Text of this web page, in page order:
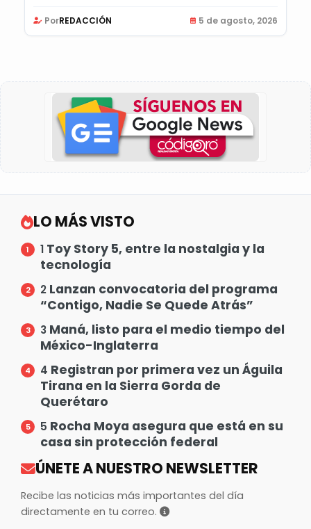
PorREDACCIÓN 5 de agosto, 2026
LO MÁS VISTO
1 Toy Story 5, entre la nostalgia y la
tecnología
2 Lanzan convocatoria del programa
“Contigo, Nadie Se Quede Atrás”
3 Maná, listo para el medio tiempo del
México-Inglaterra
4 Registran por primera vez un Águila
Tirana en la Sierra Gorda de
Querétaro
5 Rocha Moya asegura que está en su
casa sin protección federal
ÚNETE A NUESTRO NEWSLETTER
Recibe las noticias más importantes del día
directamente en tu correo.